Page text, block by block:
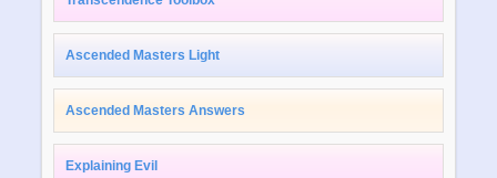
Ascended Masters Light
Ascended Masters Answers
Explaining Evil